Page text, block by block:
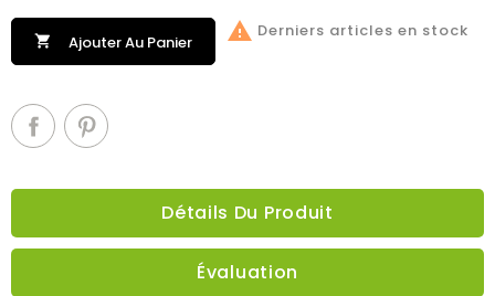
 Ajouter Au Panier  Derniers articles en stock
Détails Du Produit
Évaluation